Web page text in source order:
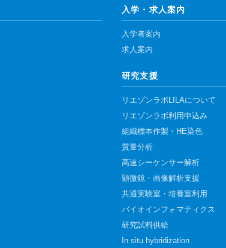
入学・求人案内
入学者案内
求人案内
研究支援
リエゾンラボLILAについて
リエゾンラボ利用申込み
組織標本作製・HE染色
質量分析
高速シーケンサー解析
顕微鏡・画像解析支援
共通実験室・培養室利用
バイオインフォマティクス
研究試料供給
In situ hybridization